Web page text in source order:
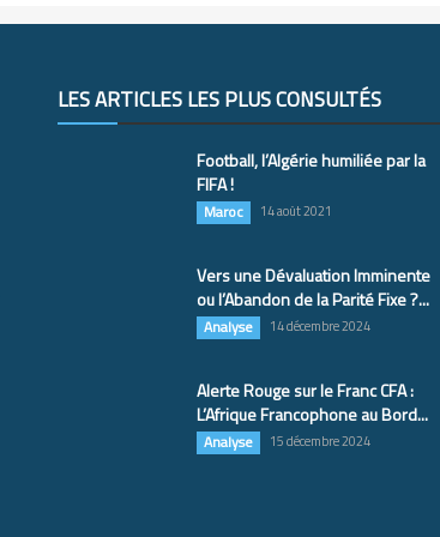
LES ARTICLES LES PLUS CONSULTÉS
Football, l’Algérie humiliée par la
FIFA !
Maroc 14 août 2021
Vers une Dévaluation Imminente
ou l’Abandon de la Parité Fixe ?...
Analyse 14 décembre 2024
Alerte Rouge sur le Franc CFA :
L’Afrique Francophone au Bord...
Analyse 15 décembre 2024